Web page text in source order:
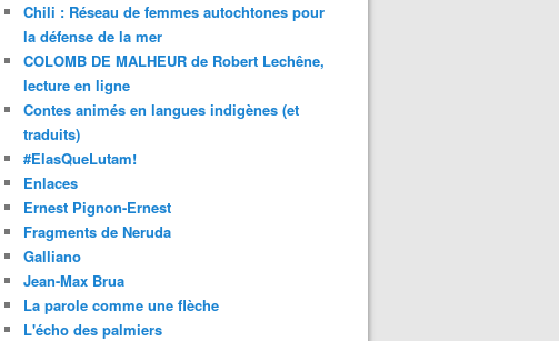
Chili : Réseau de femmes autochtones pour
la défense de la mer
COLOMB DE MALHEUR de Robert Lechêne,
lecture en ligne
Contes animés en langues indigènes (et
traduits)
#ElasQueLutam!
Enlaces
Ernest Pignon-Ernest
Fragments de Neruda
Galliano
Jean-Max Brua
La parole comme une flèche
L'écho des palmiers